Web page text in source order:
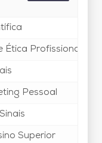
Ética Profissional
Pessoal
Superior